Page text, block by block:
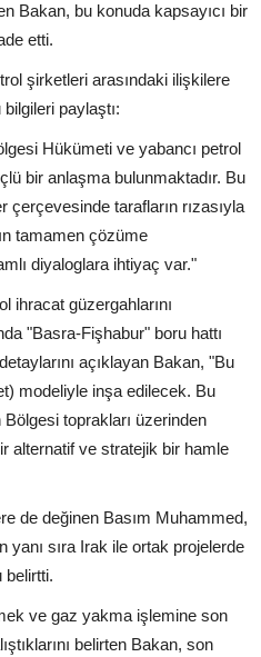
Bakan, bu konuda kapsayıcı bir
etti.
şirketleri arasındaki ilişkilere
paylaştı:
Hükümeti ve yabancı petrol
bir anlaşma bulunmaktadır. Bu
tarafların rızasıyla
tamamen çözüme
diyaloglara ihtiyaç var."
ihracat güzergahlarını
"Basra-Fişhabur" boru hattı
açıklayan Bakan, "Bu
modeliyle inşa edilecek. Bu
toprakları üzerinden
alternatif ve stratejik bir hamle
de değinen Basım Muhammed,
yanı sıra Irak ile ortak projelerde
belirtti.
ve gaz yakma işlemine son
belirten Bakan, son